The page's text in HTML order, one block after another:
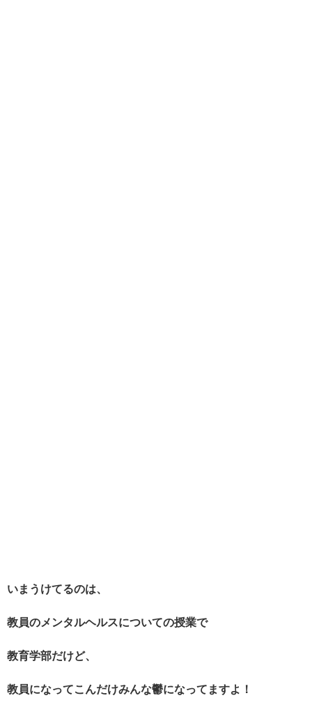
いまうけてるのは、
教員のメンタルヘルスについての授業で
教育学部だけど、
教員になってこんだけみんな鬱になってますよ！